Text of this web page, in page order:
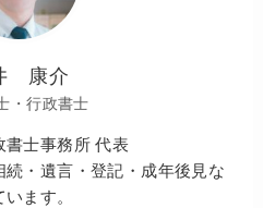
康介
・行政書士
書士事務所 代表
・遺言・登記・成年後見な
ます。